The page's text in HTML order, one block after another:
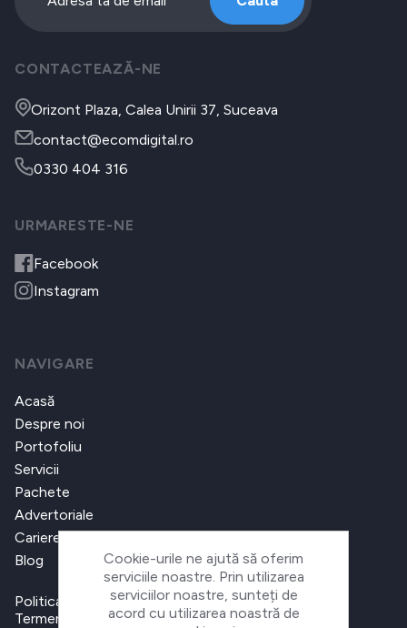
CONTACTEAZĂ-NE
Orizont Plaza, Calea Unirii 37, Suceava
contact@ecomdigital.ro
0330 404 316
URMARESTE-NE
Facebook
Instagram
NAVIGARE
Acasă
Despre noi
Portofoliu
Servicii
Pachete
Advertoriale
Cariere
Blog
Politica de confidențialitate
Termeni și condiții
Cookie-urile ne ajută să oferim
serviciile noastre. Prin utilizarea
serviciilor noastre, sunteți de
acord cu utilizarea noastră de